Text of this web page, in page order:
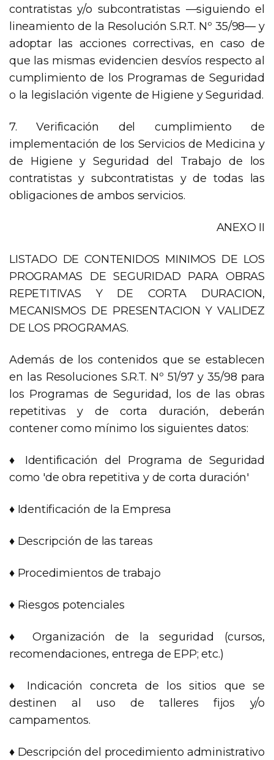
contratistas y/o subcontratistas —siguiendo el
lineamiento de la Resolución S.R.T. Nº 35/98— y
adoptar las acciones correctivas, en caso de
que las mismas evidencien desvíos respecto al
cumplimiento de los Programas de Seguridad
o la legislación vigente de Higiene y Seguridad.
7. Verificación del cumplimiento de
implementación de los Servicios de Medicina y
de Higiene y Seguridad del Trabajo de los
contratistas y subcontratistas y de todas las
obligaciones de ambos servicios.
ANEXO II
LISTADO DE CONTENIDOS MINIMOS DE LOS
PROGRAMAS DE SEGURIDAD PARA OBRAS
REPETITIVAS Y DE CORTA DURACION,
MECANISMOS DE PRESENTACION Y VALIDEZ
DE LOS PROGRAMAS.
Además de los contenidos que se establecen
en las Resoluciones S.R.T. Nº 51/97 y 35/98 para
los Programas de Seguridad, los de las obras
repetitivas y de corta duración, deberán
contener como mínimo los siguientes datos:
♦ Identificación del Programa de Seguridad
como 'de obra repetitiva y de corta duración'
♦ Identificación de la Empresa
♦ Descripción de las tareas
♦ Procedimientos de trabajo
♦ Riesgos potenciales
♦ Organización de la seguridad (cursos,
recomendaciones, entrega de EPP; etc.)
♦ Indicación concreta de los sitios que se
destinen al uso de talleres fijos y/o
campamentos.
♦ Descripción del procedimiento administrativo